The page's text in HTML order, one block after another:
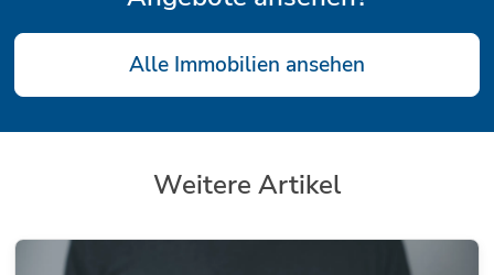
Alle Immobilien ansehen
Weitere Artikel